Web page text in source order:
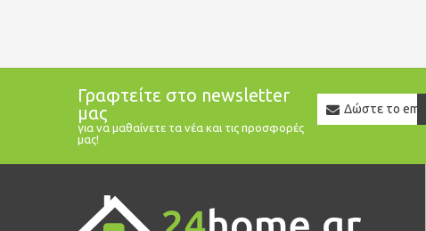
Γραφτείτε στο newsletter
μας
για να μαθαίνετε τα νέα και τις προσφορές
μας!
Newsletter
Email